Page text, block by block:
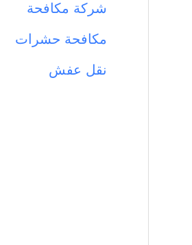
شركة مكافحة
مكافحة حشرات
نقل عفش